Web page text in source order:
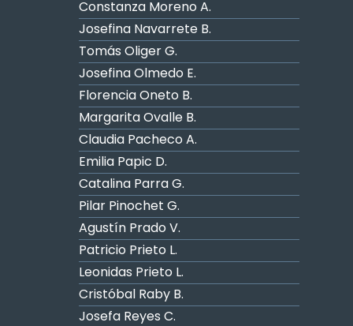
Constanza Moreno A.
Josefina Navarrete B.
Tomás Oliger G.
Josefina Olmedo E.
Florencia Oneto B.
Margarita Ovalle B.
Claudia Pacheco A.
Emilia Papic D.
Catalina Parra G.
Pilar Pinochet G.
Agustín Prado V.
Patricio Prieto L.
Leonidas Prieto L.
Cristóbal Raby B.
Josefa Reyes C.